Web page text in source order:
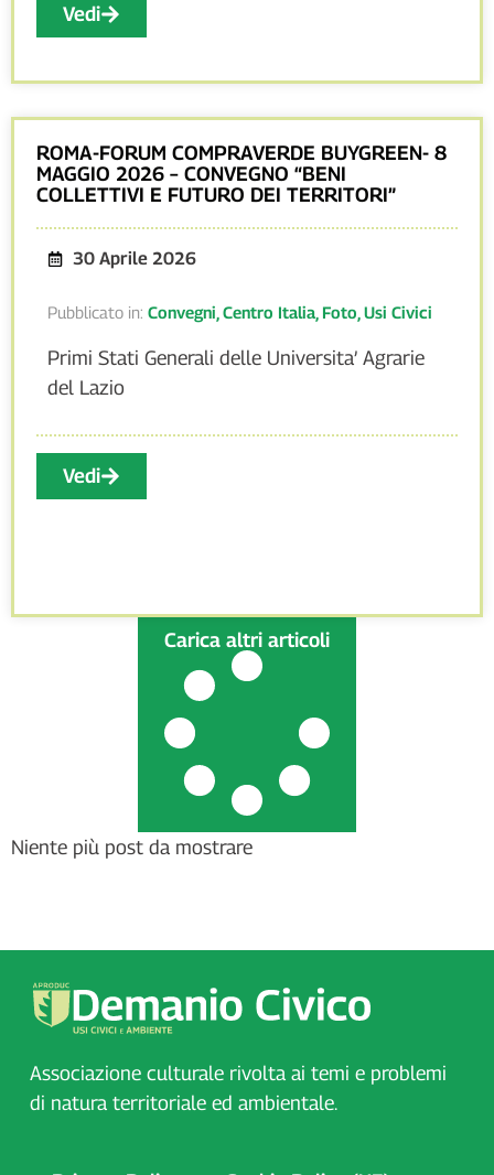
Vedi
ROMA-FORUM COMPRAVERDE BUYGREEN- 8
MAGGIO 2026 – CONVEGNO “BENI
COLLETTIVI E FUTURO DEI TERRITORI”
30 Aprile 2026
Pubblicato in: Convegni, Centro Italia, Foto, Usi Civici
Primi Stati Generali delle Universita’ Agrarie
del Lazio
Vedi
Carica altri articoli
Niente più post da mostrare
Associazione culturale rivolta ai temi e problemi
di natura territoriale ed ambientale.